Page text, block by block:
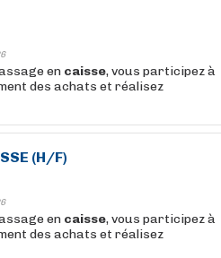
en caisse, vous participez à
des achats et réalisez
(H/F)
en caisse, vous participez à
des achats et réalisez